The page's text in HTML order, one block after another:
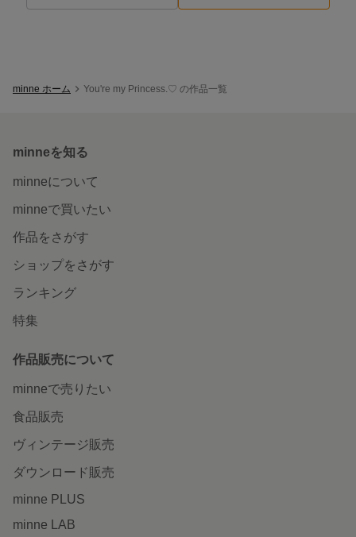
minne ホーム You're my Princess.♡ の作品一覧
minneを知る
minneについて
minneで買いたい
作品をさがす
ショップをさがす
ランキング
特集
作品販売について
minneで売りたい
食品販売
ヴィンテージ販売
ダウンロード販売
minne PLUS
minne LAB